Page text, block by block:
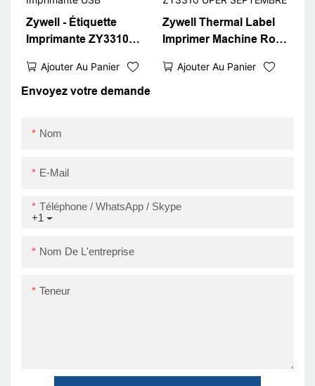
Zywell - Étiquette
Imprimante ZY3310
transport et
d'emballage iOS
Imprimante USB
Ajouter Au Panier
Zywell Thermal Label
Imprimer Machine Roll
Products Prix Prix Bar
Ajouter Au Panier
Envoyez votre demande
Nom
E-Mail
+1
Téléphone / WhatsApp / Skype
Nom De L'entreprise
Teneur